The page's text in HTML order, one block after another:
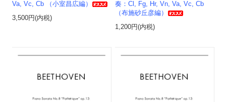
Va, Vc, Cb （小室昌広編）
3,500円(内税)
奏：Cl, Fg, Hr, Vn, Va, Vc, Cb
（布施砂丘彦編）
1,200円(内税)